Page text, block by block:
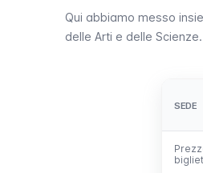
Qui abbiamo messo
delle Arti e delle Scienze.
SEDE
SEDE